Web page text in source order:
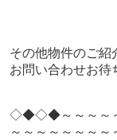
その他物件のご紹
お問い合わせお待
◇◆◇◆～～～～～
～～～～～～～～